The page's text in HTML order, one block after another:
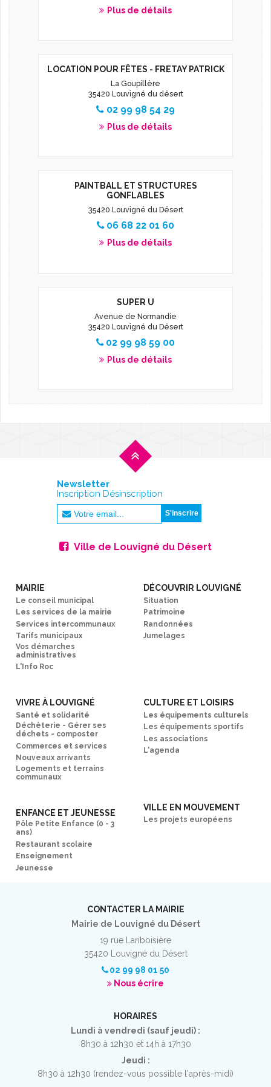
Plus de détails
LOCATION POUR FÊTES - FRETAY PATRICK
La Goupillère
35420 Louvigné du désert
02 99 98 54 29
Plus de détails
PAINTBALL ET STRUCTURES
GONFLABLES
35420 Louvigné du Désert
06 68 22 01 60
Plus de détails
SUPER U
Avenue de Normandie
35420 Louvigné du Désert
02 99 98 59 00
Plus de détails
Newsletter
Inscription Désinscription
Ville de Louvigné du Désert
MAIRIE
Le conseil municipal
Les services de la mairie
Services intercommunaux
Tarifs municipaux
Vos démarches
administratives
L'Info Roc
DÉCOUVRIR LOUVIGNÉ
Situation
Patrimoine
Randonnées
Jumelages
VIVRE À LOUVIGNÉ
Santé et solidarité
Déchèterie - Gérer ses
déchets - composter
Commerces et services
Nouveaux arrivants
Logements et terrains
communaux
CULTURE ET LOISIRS
Les équipements culturels
Les équipements sportifs
Les associations
L'agenda
ENFANCE ET JEUNESSE
Pôle Petite Enfance (0 - 3
ans)
Restaurant scolaire
Enseignement
Jeunesse
VILLE EN MOUVEMENT
Les projets européens
CONTACTER LA MAIRIE
Mairie de Louvigné du Désert
19 rue Lariboisière
35420 Louvigné du Désert
02 99 98 01 50
Nous écrire
HORAIRES
Lundi à vendredi (sauf jeudi) :
8h30 à 12h30 et 14h à 17h30
Jeudi :
8h30 à 12h30 (rendez-vous possible l'après-midi)